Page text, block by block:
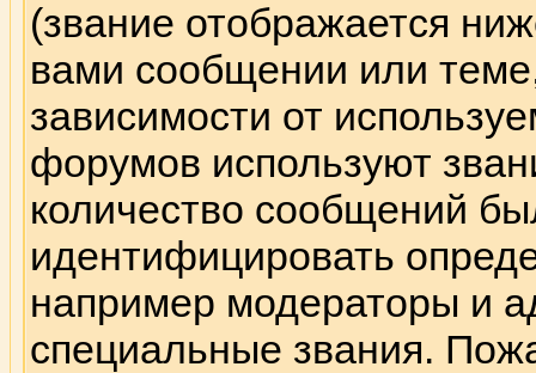
(звание отображается
вами сообщении или
зависимости от
форумов используют
количество сообщений
идентифицировать
например модераторы и
специальные звания.